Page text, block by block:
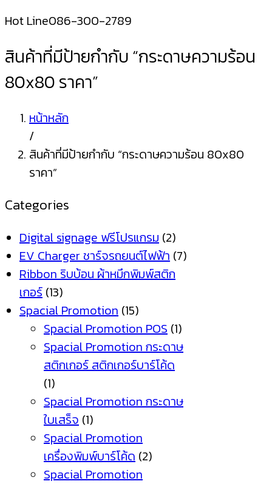
Hot Line086-300-2789
สินค้าที่มีป้ายกำกับ “กระดาษความร้อน
80x80 ราคา”
หน้าหลัก
/
สินค้าที่มีป้ายกำกับ “กระดาษความร้อน 80x80
ราคา”
Categories
Digital signage ฟรีโปรแกรม (2)
EV Charger ชาร์จรถยนต์ไฟฟ้า (7)
Ribbon ริบบ้อน ผ้าหมึกพิมพ์สติก
เกอร์ (13)
Spacial Promotion (15)
Spacial Promotion POS (1)
Spacial Promotion กระดาษ
สติกเกอร์ สติกเกอร์บาร์โค้ด
(1)
Spacial Promotion กระดาษ
ใบเสร็จ (1)
Spacial Promotion
เครื่องพิมพ์บาร์โค้ด (2)
Spacial Promotion